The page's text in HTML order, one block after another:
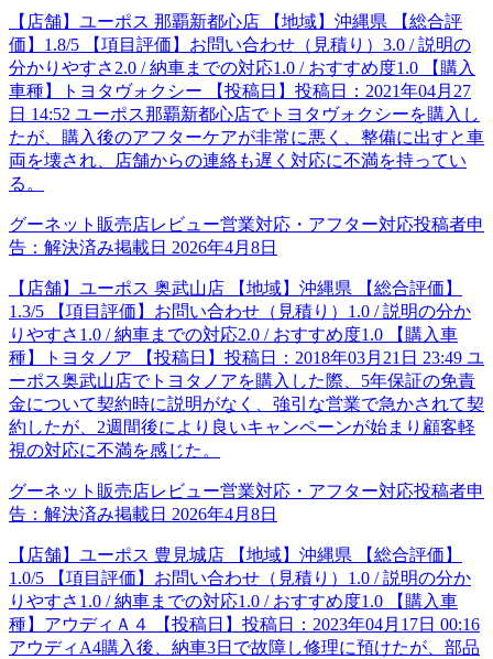
【店舗】ユーポス 那覇新都心店 【地域】沖縄県 【総合評
価】1.8/5 【項目評価】お問い合わせ（見積り）3.0 / 説明の
分かりやすさ2.0 / 納車までの対応1.0 / おすすめ度1.0 【購入
車種】トヨタヴォクシー 【投稿日】投稿日：2021年04月27
日 14:52 ユーポス那覇新都心店でトヨタヴォクシーを購入し
たが、購入後のアフターケアが非常に悪く、整備に出すと車
両を壊され、店舗からの連絡も遅く対応に不満を持ってい
る。
グーネット販売店レビュー営業対応・アフター対応投稿者申
告： 解決済み掲載日 2026年4月8日
【店舗】ユーポス 奥武山店 【地域】沖縄県 【総合評価】
1.3/5 【項目評価】お問い合わせ（見積り）1.0 / 説明の分か
りやすさ1.0 / 納車までの対応2.0 / おすすめ度1.0 【購入車
種】トヨタノア 【投稿日】投稿日：2018年03月21日 23:49 ユ
ーポス奥武山店でトヨタノアを購入した際、5年保証の免責
金について契約時に説明がなく、強引な営業で急かされて契
約したが、2週間後により良いキャンペーンが始まり顧客軽
視の対応に不満を感じた。
グーネット販売店レビュー営業対応・アフター対応投稿者申
告： 解決済み掲載日 2026年4月8日
【店舗】ユーポス 豊見城店 【地域】沖縄県 【総合評価】
1.0/5 【項目評価】お問い合わせ（見積り）1.0 / 説明の分か
りやすさ1.0 / 納車までの対応1.0 / おすすめ度1.0 【購入車
種】アウディＡ４ 【投稿日】投稿日：2023年04月17日 00:16
アウディA4購入後、納車3日で故障し修理に預けたが、部品